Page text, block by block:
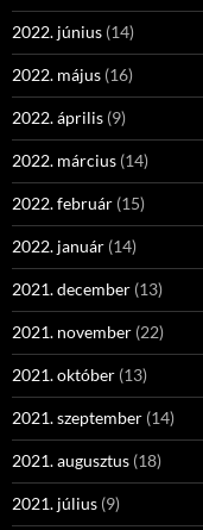
2022. június (14)
2022. május (16)
2022. április (9)
2022. március (14)
2022. február (15)
2022. január (14)
2021. december (13)
2021. november (22)
2021. október (13)
2021. szeptember (14)
2021. augusztus (18)
2021. július (9)